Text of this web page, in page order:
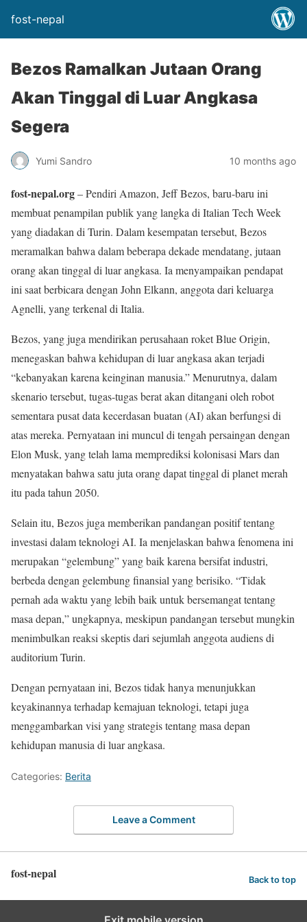
fost-nepal
Bezos Ramalkan Jutaan Orang
Akan Tinggal di Luar Angkasa
Segera
Yumi Sandro 10 months ago
fost-nepal.org– Pendiri Amazon, Jeff Bezos, baru-baru ini
membuat penampilan publik yang langka di Italian Tech Week
yang diadakan di Turin. Dalam kesempatan tersebut, Bezos
meramalkan bahwa dalam beberapa dekade mendatang, jutaan
orang akan tinggal di luar angkasa. Ia menyampaikan pendapat
ini saat berbicara dengan John Elkann, anggota dari keluarga
Agnelli, yang terkenal di Italia.
Bezos, yang juga mendirikan perusahaan roket Blue Origin,
menegaskan bahwa kehidupan di luar angkasa akan terjadi
“kebanyakan karena keinginan manusia.” Menurutnya, dalam
skenario tersebut, tugas-tugas berat akan ditangani oleh robot
sementara pusat data kecerdasan buatan (AI) akan berfungsi di
atas mereka. Pernyataan ini muncul di tengah persaingan dengan
Elon Musk, yang telah lama memprediksi kolonisasi Mars dan
menyatakan bahwa satu juta orang dapat tinggal di planet merah
itu pada tahun 2050.
Selain itu, Bezos juga memberikan pandangan positif tentang
investasi dalam teknologi AI. Ia menjelaskan bahwa fenomena ini
merupakan “gelembung” yang baik karena bersifat industri,
berbeda dengan gelembung finansial yang berisiko. “Tidak
pernah ada waktu yang lebih baik untuk bersemangat tentang
masa depan,” ungkapnya, meskipun pandangan tersebut mungkin
menimbulkan reaksi skeptis dari sejumlah anggota audiens di
auditorium Turin.
Dengan pernyataan ini, Bezos tidak hanya menunjukkan
keyakinannya terhadap kemajuan teknologi, tetapi juga
menggambarkan visi yang strategis tentang masa depan
kehidupan manusia di luar angkasa.
Categories: Berita
Leave a Comment
fost-nepal Back to top